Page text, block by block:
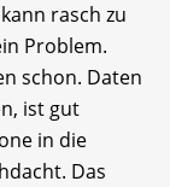
rasch zu
Problem.
schon. Daten
ist gut
in die
Das